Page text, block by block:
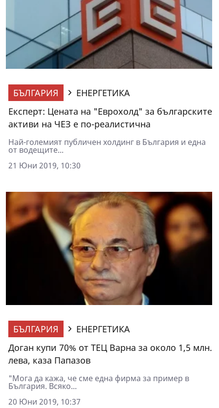
БЪЛГАРИЯ
ЕНЕРГЕТИКА
Експерт: Цената на "Еврохолд" за българските
активи на ЧЕЗ е по-реалистична
Най-големият публичен холдинг в България и една
от водещите...
21 Юни 2019, 10:30
БЪЛГАРИЯ
ЕНЕРГЕТИКА
Доган купи 70% от ТЕЦ Варна за около 1,5 млн.
лева, каза Папазов
"Мога да кажа, че сме една фирма за пример в
България. Всяко...
20 Юни 2019, 10:37